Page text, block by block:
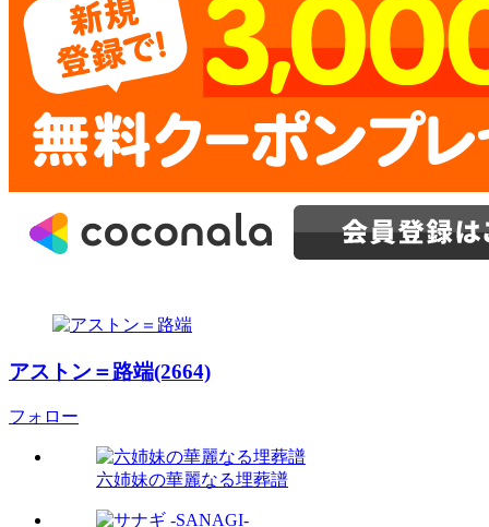
アストン＝路端(2664)
フォロー
六姉妹の華麗なる埋葬譜